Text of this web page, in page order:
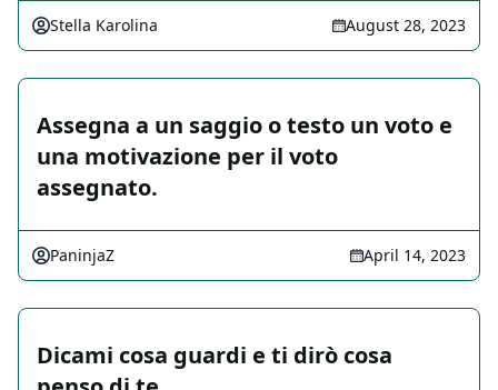
Stella Karolina August 28, 2023
Assegna a un saggio o testo un voto e
una motivazione per il voto
assegnato.
PaninjaZ April 14, 2023
Dicami cosa guardi e ti dirò cosa